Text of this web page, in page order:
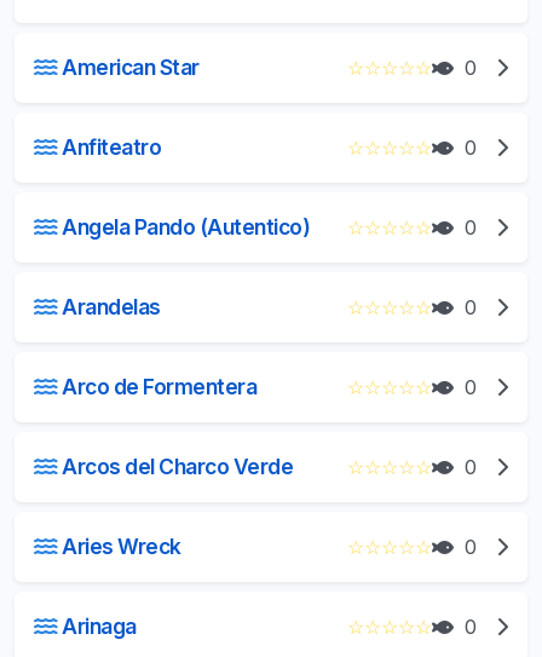
American Star ☆☆☆☆☆ 0
Anfiteatro ☆☆☆☆☆ 0
Angela Pando (Autentico) ☆☆☆☆☆ 0
Arandelas ☆☆☆☆☆ 0
Arco de Formentera ☆☆☆☆☆ 0
Arcos del Charco Verde ☆☆☆☆☆ 0
Aries Wreck ☆☆☆☆☆ 0
Arinaga ☆☆☆☆☆ 0